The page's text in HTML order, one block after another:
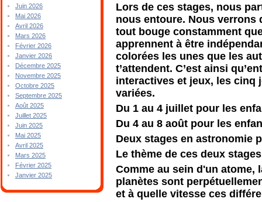
Juin 2026
Mai 2026
Avril 2026
Mars 2026
Février 2026
Janvier 2026
Décembre 2025
Novembre 2025
Octobre 2025
Septembre 2025
Août 2025
Juillet 2025
Juin 2025
Mai 2025
Avril 2025
Mars 2025
Février 2025
Janvier 2025
Lors de ces stages, nous
nous entoure. Nous verrons
tout bouge constamment
apprennent à être
colorées les unes que les
t’attendent. C’est ainsi
interactives et jeux, les cinq
variées.
Du 1 au 4 juillet pour les
Du 4 au 8 août pour les
Deux stages en astronomie
Le thème de ces deux
Comme au sein d'un atome,
planètes sont
et à quelle vitesse ces